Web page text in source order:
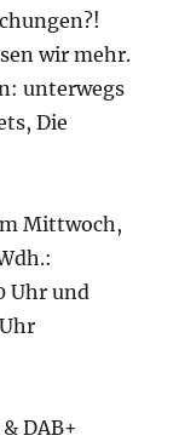
wir mehr.
unterwegs
Die
Mittwoch,
Uhr und
DAB+